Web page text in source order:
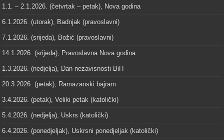
1.1. – 2.1.2026. (četvrtak – petak), Nova godina
6.1.2026. (utorak), Badnjak (pravoslavni)
7.1.2026. (srijeda), Božić (pravoslavni)
14.1.2026. (srijeda), Pravoslavna Nova godina
1.3.2026. (nedjelja), Dan nezavisnosti BiH
20.3.2026. (petak), Ramazanski bajram
3.4.2026. (petak), Veliki petak (katolički)
5.4.2026. (nedjelja), Uskrs (katolički)
6.4.2026. (ponedjeljak), Uskrsni ponedjeljak (katolički)